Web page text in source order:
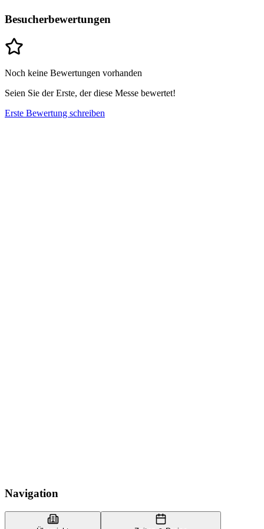
Besucherbewertungen
Noch keine Bewertungen vorhanden
Seien Sie der Erste, der diese Messe bewertet!
Erste Bewertung schreiben
Navigation